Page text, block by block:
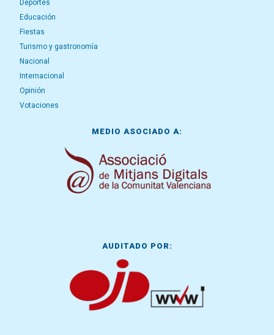
Deportes
Educación
Fiestas
Turismo y gastronomía
Nacional
Internacional
Opinión
Votaciones
MEDIO ASOCIADO A:
AUDITADO POR: